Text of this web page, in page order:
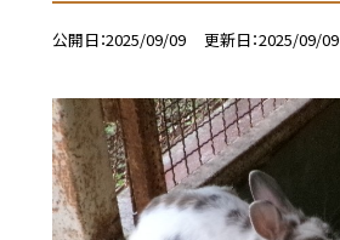
公開日 2025/09/09 更新日 2025/09/09